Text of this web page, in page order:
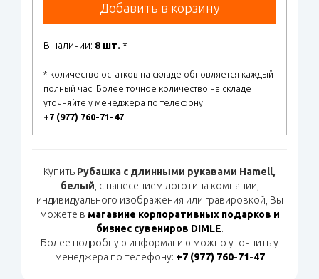
Добавить в корзину
В наличии: 8 шт. *
* количество остатков на складе обновляется каждый
полный час. Более точное количество на складе
уточняйте у менеджера по телефону:
+7 (977) 760-71-47
Купить Рубашка с длинными рукавами Hamell,
белый, с нанесением логотипа компании,
индивидуального изображения или гравировкой, Вы
можете в магазине корпоративных подарков и
бизнес сувениров DIMLE.
Более подробную информацию можно уточнить у
менеджера по телефону: +7 (977) 760-71-47